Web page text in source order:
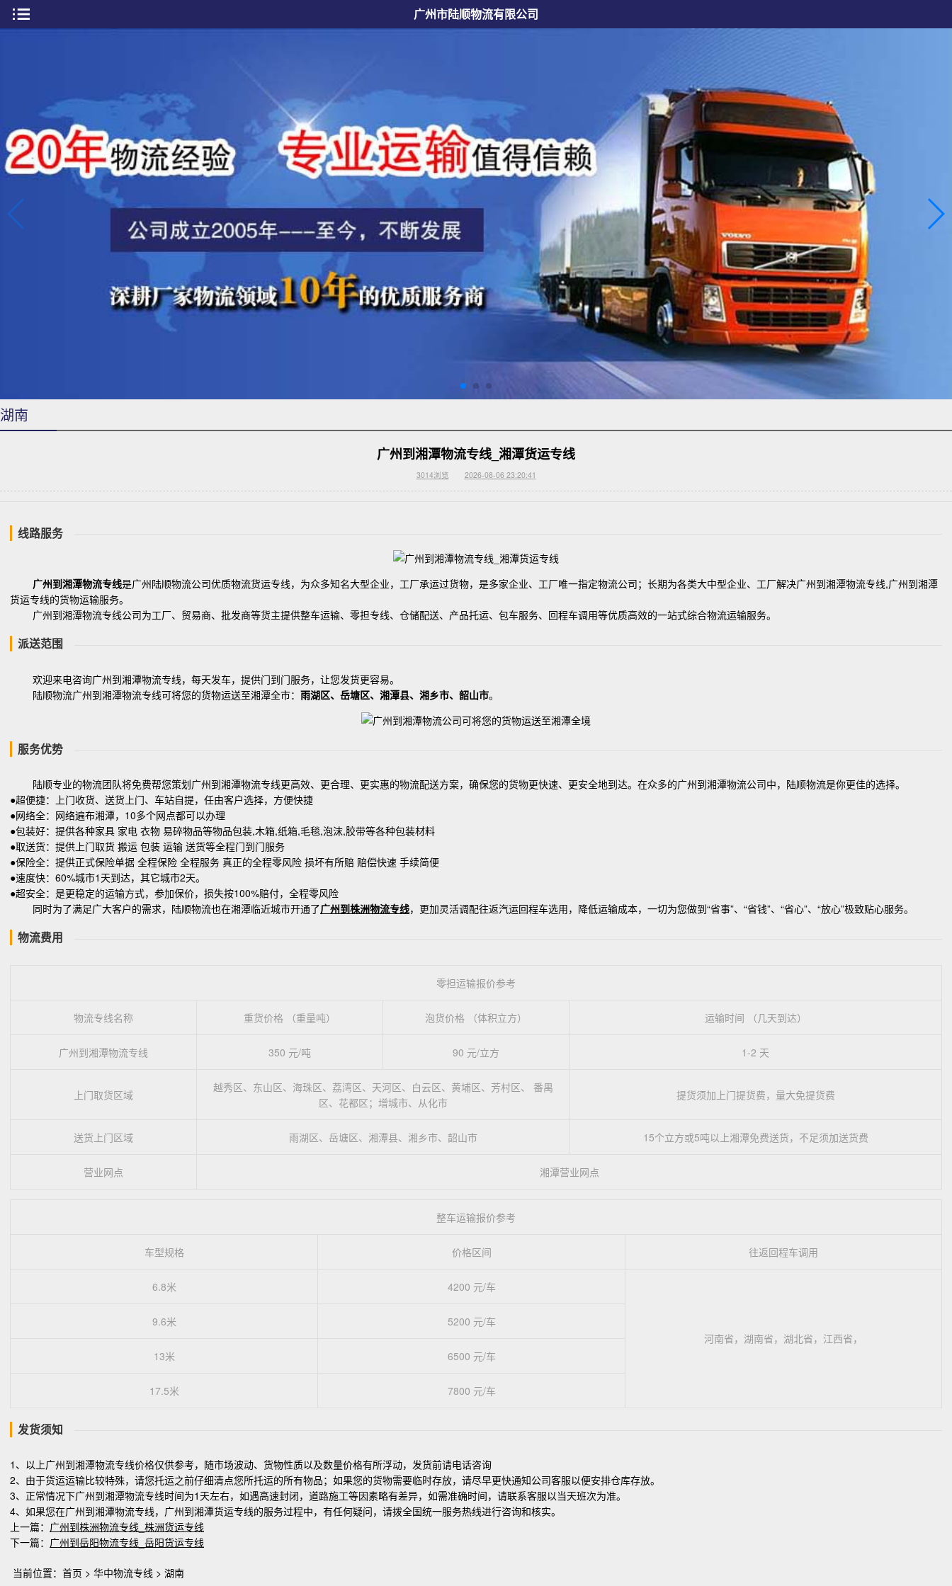
广州市陆顺物流有限公司
湖南
广州到湘潭物流专线_湘潭货运专线
3014浏览 2026-08-06 23:20:41
线路服务
广州到湘潭物流专线是广州陆顺物流公司优质物流货运专线，为众多知名大型企业，工厂承运过货物，是多家企业、工厂唯一指定物流公司；长期为各类大中型企业、工厂解决广州到湘潭物流专线,广州到湘潭
货运专线的货物运输服务。
广州到湘潭物流专线公司为工厂、贸易商、批发商等货主提供整车运输、零担专线、仓储配送、产品托运、包车服务、回程车调用等优质高效的一站式综合物流运输服务。
派送范围
欢迎来电咨询广州到湘潭物流专线，每天发车，提供门到门服务，让您发货更容易。
陆顺物流广州到湘潭物流专线可将您的货物运送至湘潭全市： 雨湖区、岳塘区、湘潭县、湘乡市、韶山市。
服务优势
陆顺专业的物流团队将免费帮您策划广州到湘潭物流专线更高效、更合理、更实惠的物流配送方案，确保您的货物更快速、更安全地到达。在众多的广州到湘潭物流公司中，陆顺物流是你更佳的选择。
●超便捷：上门收货、送货上门、车站自提，任由客户选择，方便快捷
●网络全：网络遍布湘潭，10多个网点都可以办理
●包装好：提供各种家具 家电 衣物 易碎物品等物品包装,木箱,纸箱,毛毯,泡沫,胶带等各种包装材料
●取送货：提供上门取货 搬运 包装 运输 送货等全程门到门服务
●保险全：提供正式保险单据 全程保险 全程服务 真正的全程零风险 损坏有所赔 赔偿快速 手续简便
●速度快：60%城市1天到达，其它城市2天。
●超安全：是更稳定的运输方式，参加保价，损失按100%赔付，全程零风险
同时为了满足广大客户的需求，陆顺物流也在湘潭临近城市开通了广州到株洲物流专线，更加灵活调配往返汽运回程车选用，降低运输成本，一切为您做到“省事”、“省钱”、“省心”、“放心”极致贴心服务。
物流费用
零担运输报价参考
物流专线名称 重货价格 （重量吨） 泡货价格 （体积立方） 运输时间 （几天到达）
广州到湘潭物流专线 350 元/吨 90 元/立方 1-2 天
上门取货区域
越秀区、东山区、海珠区、荔湾区、天河区、白云区、黄埔区、芳村区、 番禺
区、花都区；增城市、从化市
提货须加上门提货费，量大免提货费
送货上门区域 雨湖区、岳塘区、湘潭县、湘乡市、韶山市 15个立方或5吨以上湘潭免费送货，不足须加送货费
营业网点 湘潭营业网点
整车运输报价参考
车型规格 价格区间 往返回程车调用
6.8米 4200 元/车
河南省，湖南省，湖北省，江西省，
9.6米 5200 元/车
13米 6500 元/车
17.5米 7800 元/车
发货须知
1、以上广州到湘潭物流专线价格仅供参考，随市场波动、货物性质以及数量价格有所浮动，发货前请电话咨询
2、由于货运运输比较特殊，请您托运之前仔细清点您所托运的所有物品；如果您的货物需要临时存放，请尽早更快通知公司客服以便安排仓库存放。
3、正常情况下广州到湘潭物流专线时间为1天左右，如遇高速封闭，道路施工等因素略有差异，如需准确时间，请联系客服以当天班次为准。
4、如果您在广州到湘潭物流专线，广州到湘潭货运专线的服务过程中，有任何疑问，请拨全国统一服务热线进行咨询和核实。
上一篇： 广州到株洲物流专线_株洲货运专线
下一篇： 广州到岳阳物流专线_岳阳货运专线
当前位置： 首页 > 华中物流专线> 湖南